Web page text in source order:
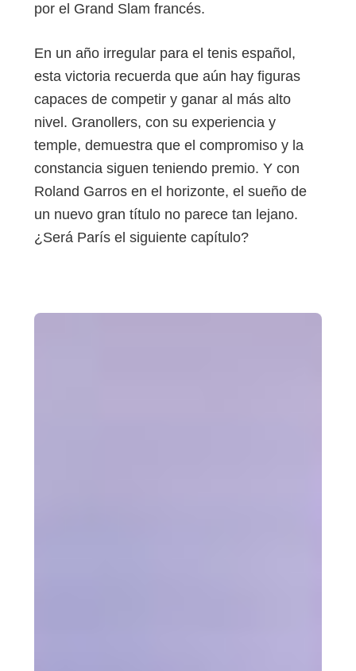
por el Grand Slam francés.
En un año irregular para el tenis español,
esta victoria recuerda que aún hay figuras
capaces de competir y ganar al más alto
nivel. Granollers, con su experiencia y
temple, demuestra que el compromiso y la
constancia siguen teniendo premio. Y con
Roland Garros en el horizonte, el sueño de
un nuevo gran título no parece tan lejano.
¿Será París el siguiente capítulo?